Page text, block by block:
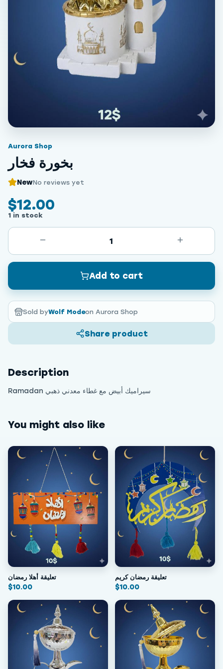
Aurora Shop
بخورة فخار
NewNo reviews yet
$12.00
1 in stock
1
Add to cart
Sold byWolf Modeon Aurora Shop
Share product
Description
Ramadan سيراميك أبيض مع غطاء معدني ذهبي
You might also like
تعليقة أهلا رمضان
$10.00
تعليقة رمضان كريم
$10.00